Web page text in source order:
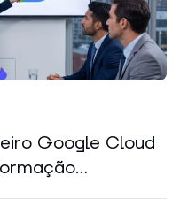
Google Cloud